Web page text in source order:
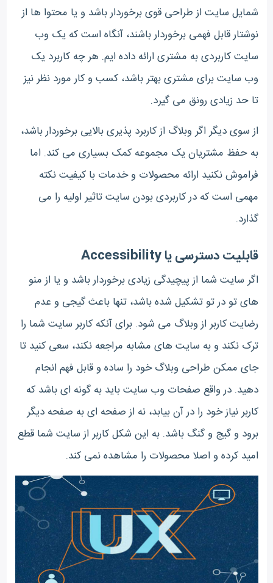
شمایل سایت از طراحی قوی برخوردار باشد و یا محتوا ها از
نوشتار قابل فهمی برخوردار باشند، آنگاه است که یک وب
سایت کاربردی به مشتری ارائه داده ایم. هر چه کاربرد یک
وب سایت برای مشتری بهتر باشد، کسب و کار مورد نظر نیز
تا حد زیادی رونق می گیرد.
از سوی دیگر اگر وبلاگ از کاربرد پذیری بالایی برخوردار باشد،
به حفظ مشتریان یک مجموعه کمک بسیاری می کند. اما
فراموش نکنید ارائه محصولات و خدمات با کیفیت نکته
مهمی است که در کاربردی بودن سایت تاثیر اولیه را می
گذارد.
قابلیت دسترسی یا Accessibility
اگر سایت شما از پیچیدگی زیادی برخوردار باشد و یا از منو
های تو در تو تشکیل شده باشد، تنها باعث گیجی و عدم
رضایت کاربر از وبلاگ می شود. برای آنکه کاربر سایت شما را
ترک نکند و به سایت های مشابه مراجعه نکند، سعی کنید تا
جای ممکن طراحی وبلاگ خود را ساده و قابل فهم انجام
دهید. در واقع صفحات وب سایت باید به گونه ای باشد که
کاربر نیاز خود را در آن بیابد، نه از صفحه ای به صفحه دیگر
برود و گیج و گنگ باشد. به این شکل کاربر از سایت شما قطع
امید کرده و اصلا محصولات را مشاهده نمی کند.